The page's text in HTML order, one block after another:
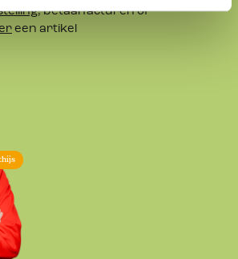
, betaal facturen of
een artikel